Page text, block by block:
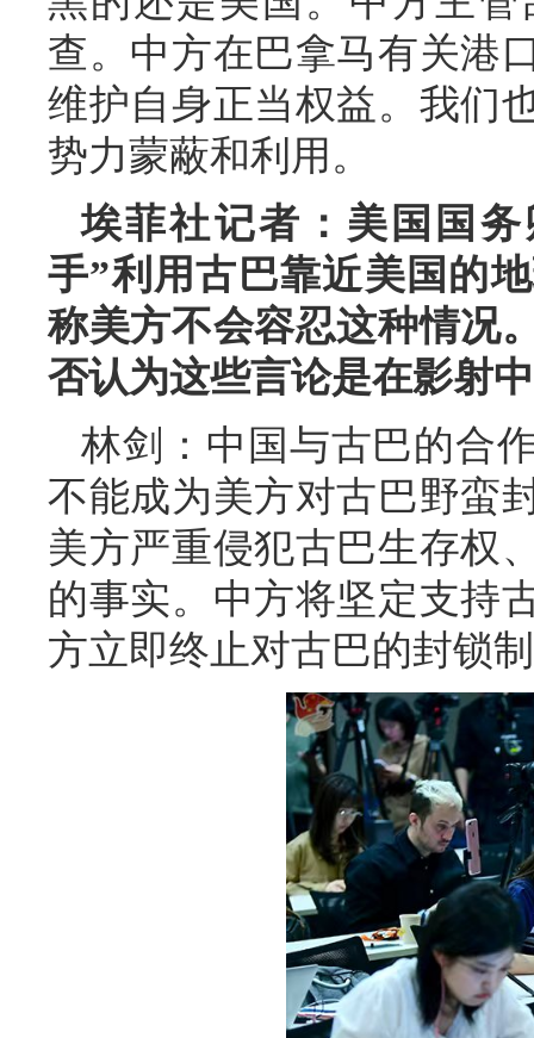
查。中方在巴拿马有关港
维护自身正当权益。我们
势力蒙蔽和利用。
埃菲社记者：美国国
手”利用古巴靠近美国的
称美方不会容忍这种情况
否认为这些言论是在影射
林剑：中国与古巴的合
不能成为美方对古巴野蛮
美方严重侵犯古巴生存权
的事实。中方将坚定支持
方立即终止对古巴的封锁